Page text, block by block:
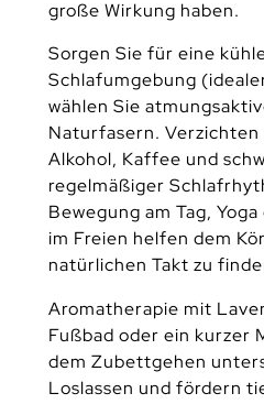
große Wirkung haben.
Sorgen Sie für eine
Schlafumgebung
wählen Sie
Naturfasern. Verzichten
Alkohol, Kaffee und
regelmäßiger
Bewegung am Tag,
im Freien helfen dem
natürlichen Takt zu
Aromatherapie mit
Fußbad oder ein kurzer
dem Zubettgehen
Loslassen und fördern